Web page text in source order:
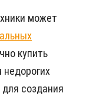
может
купить
недорогих
создания